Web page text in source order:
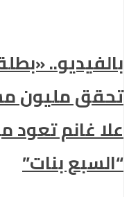
بالفيديو..
تحقق مليون
علا غانم تعود
“السبع بنات”